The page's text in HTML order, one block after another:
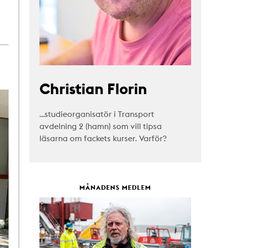
Christian Florin
…studieorganisatör i Transport
avdelning 2 (hamn) som vill tipsa
läsarna om fackets kurser. Varför?
MÅNADENS MEDLEM